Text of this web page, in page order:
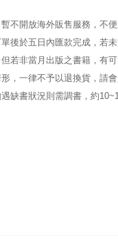
不開放海外販售服務，不便
後於五日內匯款完成，若
若非當月出版之書籍，有
，一律不予以退換貨，請會
缺書狀況則需調書，約